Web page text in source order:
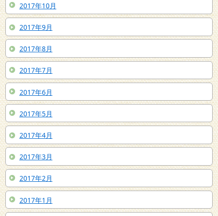
2017年10月
2017年9月
2017年8月
2017年7月
2017年6月
2017年5月
2017年4月
2017年3月
2017年2月
2017年1月